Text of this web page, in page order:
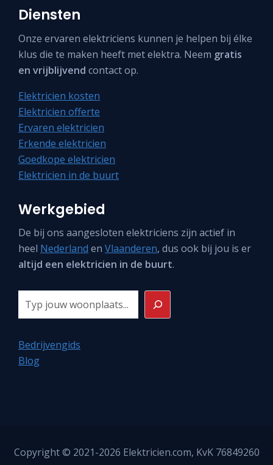
Diensten
Onze ervaren elektriciens kunnen je helpen bij élke
klus die te maken heeft met elektra. Neem gratis
en vrijblijvend contact op.
Elektricien kosten
Elektricien offerte
Ervaren elektricien
Erkende elektricien
Goedkope elektricien
Elektricien in de buurt
Werkgebied
De bij ons aangesloten elektriciens zijn actief in
heel Nederland en Vlaanderen, dus ook bij jou is er
altijd een elektricien in de buurt.
Zoeken
Bedrijvengids
Blog
Copyright © 2021-2026 Elektricien.com, KvK 76849260